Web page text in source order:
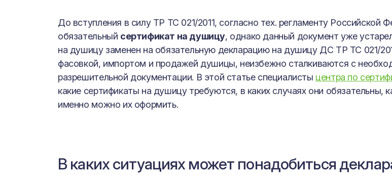
До вступления в силу ТР ТС 021/2011, согласно тех. регламенту
обязательный сертификат на душицу, однако данный документ уже
на душицу заменен на обязательную декларацию на душицу ДС ТР ТС 021/
фасовкой, импортом и продажей душицы, неизбежно сталкиваются с
разрешительной документации. В этой статье специалисты центра по
какие сертификаты на душицу требуются, в каких случаях они обязательны,
именно можно их оформить.
В каких ситуациях может понадобиться